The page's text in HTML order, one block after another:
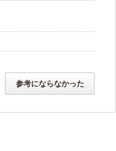
参考にならなかった